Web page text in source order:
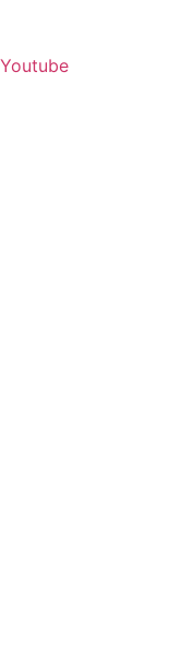
Youtube